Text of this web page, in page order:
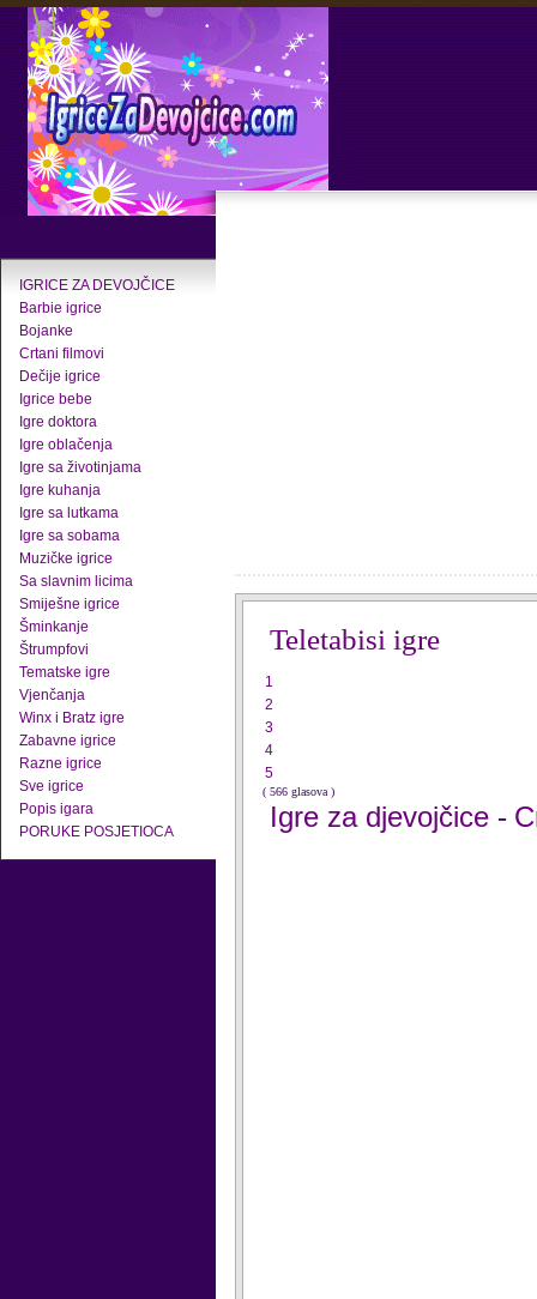
IGRICE ZA DEVOJČICE
Barbie igrice
Bojanke
Crtani filmovi
Dečije igrice
Igrice bebe
Igre doktora
Igre oblačenja
Igre sa životinjama
Igre kuhanja
Igre sa lutkama
Igre sa sobama
Muzičke igrice
Sa slavnim licima
Smiješne igrice
Šminkanje
Štrumpfovi
Tematske igre
Vjenčanja
Winx i Bratz igre
Zabavne igrice
Razne igrice
Sve igrice
Popis igara
PORUKE POSJETIOCA
Teletabisi igre
1
2
3
4
5
( 566 glasova )
Igre za djevojčice -